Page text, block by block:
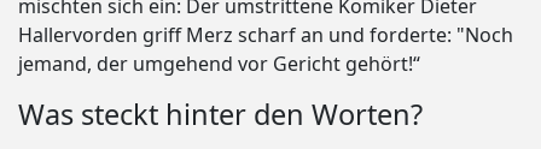
mischten sich ein: Der umstrittene Komiker Dieter
Hallervorden griff Merz scharf an und forderte: "Noch
jemand, der umgehend vor Gericht gehört!“
Was steckt hinter den Worten?